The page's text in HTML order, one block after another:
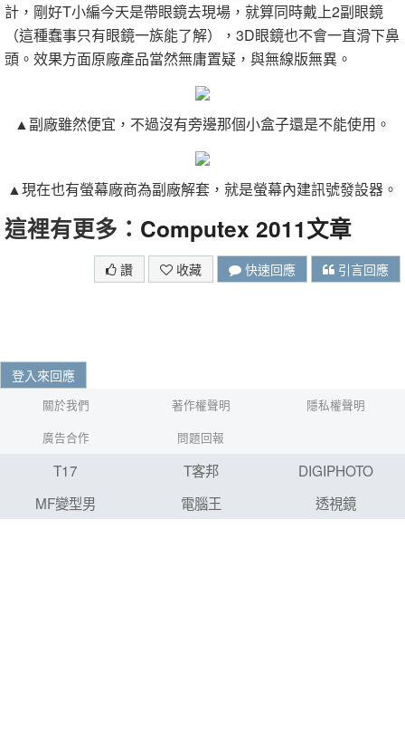
計，剛好T小編今天是帶眼鏡去現場，就算同時戴上2副眼鏡
（這種蠢事只有眼鏡一族能了解），3D眼鏡也不會一直滑下鼻
頭。效果方面原廠產品當然無庸置疑，與無線版無異。
▲副廠雖然便宜，不過沒有旁邊那個小盒子還是不能使用。
▲現在也有螢幕廠商為副廠解套，就是螢幕內建訊號發設器。
這裡有更多： Computex 2011文章
讚 收藏 快速回應 引言回應
登入來回應
關於我們 著作權聲明
隱私權聲明
廣告合作
問題回報
T17 T客邦
DIGIPHOTO
MF變型男
電腦王 透視鏡